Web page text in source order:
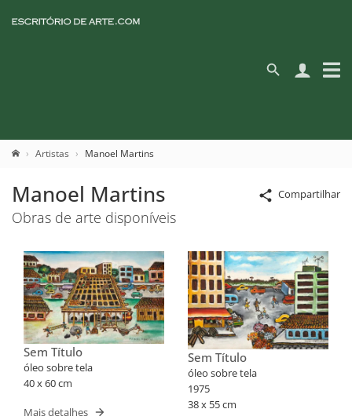
Artistas Manoel Martins
Compartilhar
Manoel Martins
Obras de arte disponíveis
Sem Título
óleo sobre tela
40 x 60 cm
Mais detalhes
Sem Título
óleo sobre tela
1975
38 x 55 cm